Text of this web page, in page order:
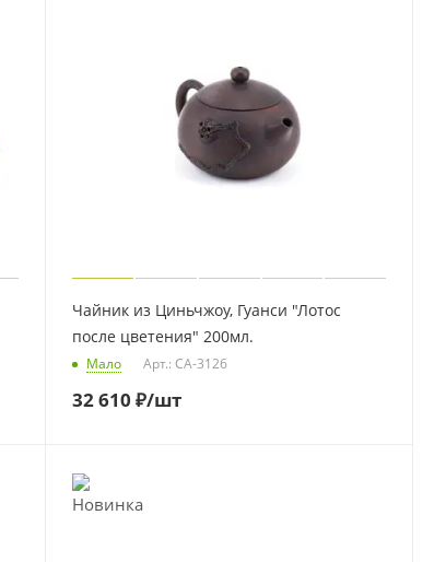
Чайник из Циньчжоу, Гуанси "Лотос
после цветения" 200мл.
Мало Арт.: CA-3126
32 610 ₽/шт